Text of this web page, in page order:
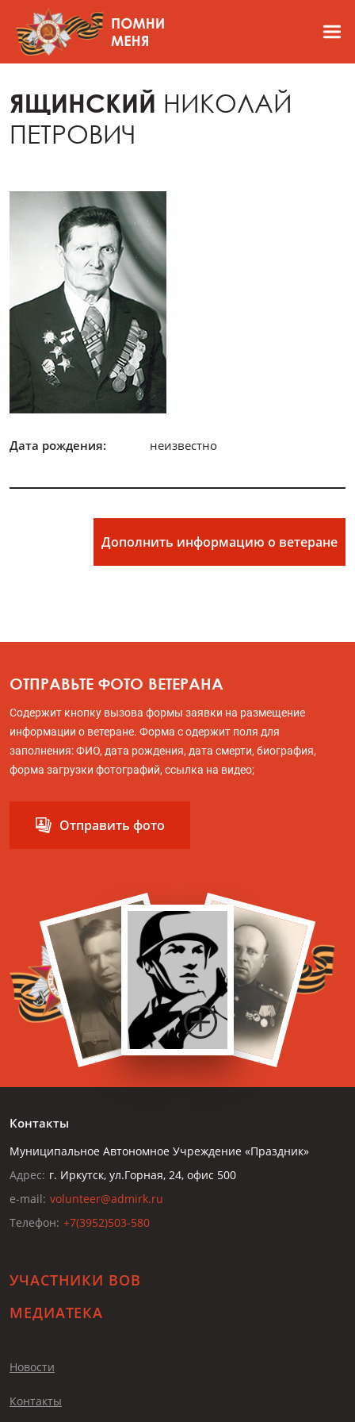
ЯЩИНСКИЙ НИКОЛАЙ
ПЕТРОВИЧ
Дата рождения: неизвестно
Дополнить информацию о ветеране
ОТПРАВЬТЕ ФОТО ВЕТЕРАНА
Содержит кнопку вызова формы заявки на размещение
информации о ветеране. Форма с одержит поля для
заполнения: ФИО, дата рождения, дата смерти, биография,
форма загрузки фотографий, ссылка на видео;
Отправить фото
Контакты
Муниципальное Автономное Учреждение «Праздник»
Адрес: г. Иркутск, ул.Горная, 24, офис 500
e-mail: volunteer@admirk.ru
Телефон: +7(3952)503-580
УЧАСТНИКИ ВОВ
МЕДИАТЕКА
Новости
Контакты